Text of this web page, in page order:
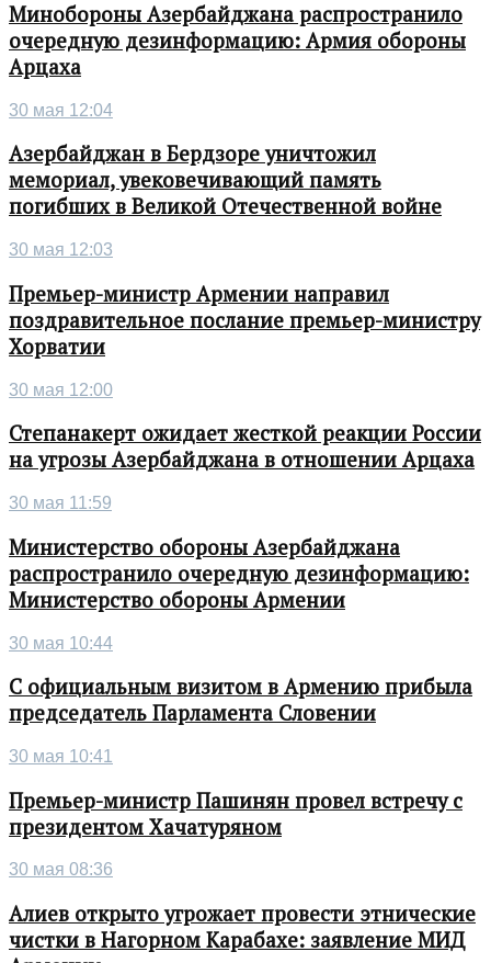
Минобороны Азербайджана распространило
очередную дезинформацию: Армия обороны
Арцаха
30 мая 12:04
Азербайджан в Бердзоре уничтожил
мемориал, увековечивающий память
погибших в Великой Отечественной войне
30 мая 12:03
Премьер-министр Армении направил
поздравительное послание премьер-министру
Хорватии
30 мая 12:00
Степанакерт ожидает жесткой реакции России
на угрозы Азербайджана в отношении Арцаха
30 мая 11:59
Министерство обороны Азербайджана
распространило очередную дезинформацию:
Министерство обороны Армении
30 мая 10:44
С официальным визитом в Армению прибыла
председатель Парламента Словении
30 мая 10:41
Премьер-министр Пашинян провел встречу с
президентом Хачатуряном
30 мая 08:36
Алиев открыто угрожает провести этнические
чистки в Нагорном Карабахе: заявление МИД